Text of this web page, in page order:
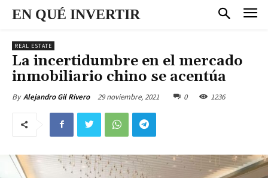
EN QUÉ INVERTIR
REAL ESTATE
La incertidumbre en el mercado
inmobiliario chino se acentúa
By Alejandro Gil Rivero 29 noviembre, 2021 0 1236